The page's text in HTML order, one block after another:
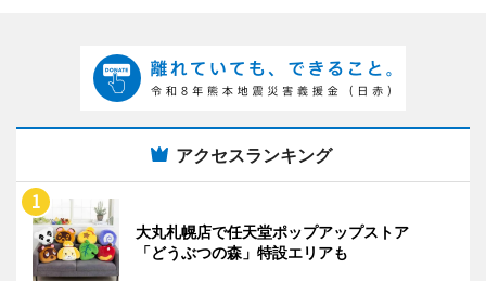
アクセスランキング
大丸札幌店で任天堂ポップアップストア
「どうぶつの森」特設エリアも